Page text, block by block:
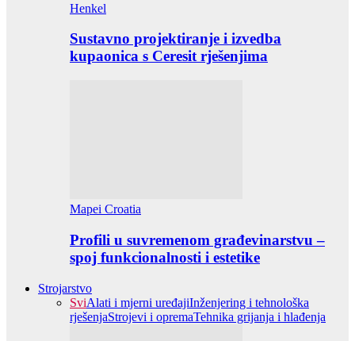
Henkel
Sustavno projektiranje i izvedba
kupaonica s Ceresit rješenjima
Mapei Croatia
Profili u suvremenom građevinarstvu –
spoj funkcionalnosti i estetike
Strojarstvo
SviAlati i mjerni uređajiInženjering i tehnološka
rješenjaStrojevi i opremaTehnika grijanja i hlađenja